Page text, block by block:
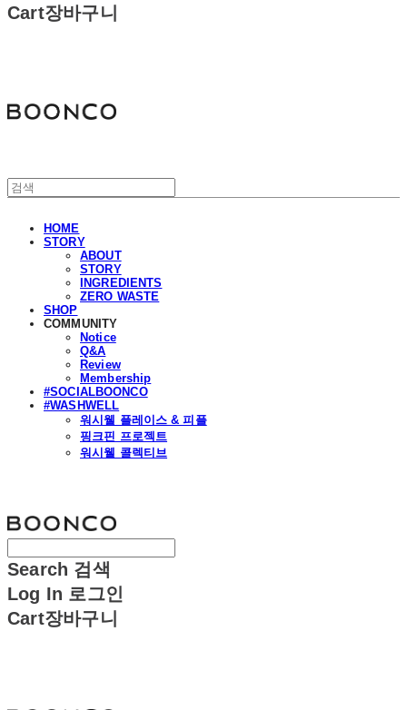
Cart장바구니
HOME
STORY
ABOUT
STORY
INGREDIENTS
ZERO WASTE
SHOP
COMMUNITY
Notice
Q&A
Review
Membership
#SOCIALBOONCO
#WASHWELL
워시웰 플레이스 & 피플
핑크핀 프로젝트
워시웰 콜렉티브
Search 검색
Log In 로그인
Cart장바구니